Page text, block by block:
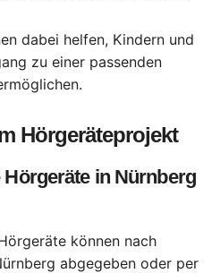
dabei helfen, Kindern und
zu einer passenden
Hörgeräteprojekt
in Nürnberg
können nach
abgegeben oder per